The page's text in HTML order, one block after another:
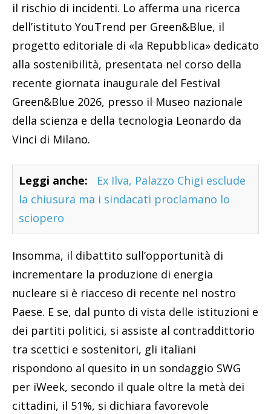
il rischio di incidenti. Lo afferma una ricerca
dell’istituto YouTrend per Green&Blue, il
progetto editoriale di «la Repubblica» dedicato
alla sostenibilità, presentata nel corso della
recente giornata inaugurale del Festival
Green&Blue 2026, presso il Museo nazionale
della scienza e della tecnologia Leonardo da
Vinci di Milano.
Leggi anche:
Ex Ilva, Palazzo Chigi esclude
la chiusura ma i sindacati proclamano lo
sciopero
Insomma, il dibattito sull’opportunità di
incrementare la produzione di energia
nucleare si è riacceso di recente nel nostro
Paese. E se, dal punto di vista delle istituzioni e
dei partiti politici, si assiste al contraddittorio
tra scettici e sostenitori, gli italiani
rispondono al quesito in un sondaggio SWG
per iWeek, secondo il quale oltre la metà dei
cittadini, il 51%, si dichiara favorevole